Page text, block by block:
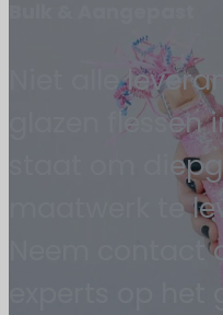
Niet alle
glazen flessen
staat om
maatwerk te
Neem contact
experts op